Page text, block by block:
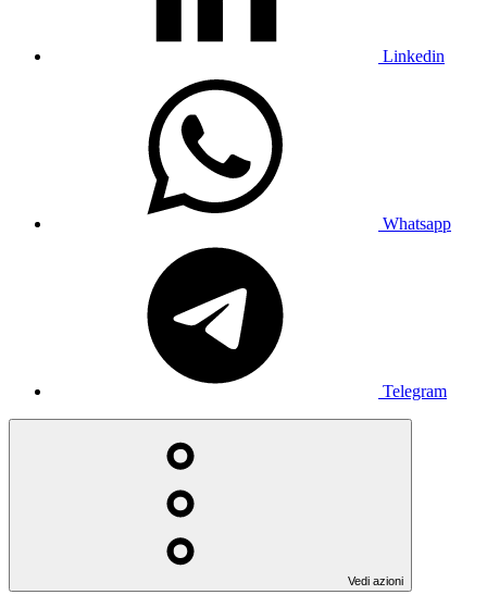
Linkedin
Whatsapp
Telegram
Vedi azioni